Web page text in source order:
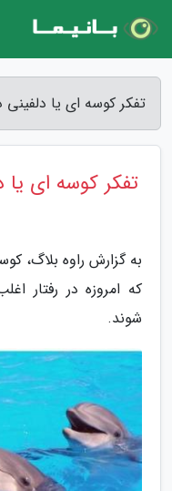
تفکر کوسه ای یا دلفینی
تفکر کوسه ای یا
به گزارش راوه بلاگ،
که امروزه در رفتار
شوند.